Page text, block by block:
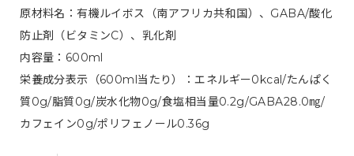
原材料名：有機ルイボス（南アフリカ共和国）、GABA/酸化
防止剤（ビタミンC）、乳化剤
内容量：600ml
栄養成分表示（600ml当たり）：エネルギー0kcal/たんぱく
質0g/脂質0g/炭水化物0g/食塩相当量0.2g/GABA28.0㎎/
カフェイン0g/ポリフェノール0.36g